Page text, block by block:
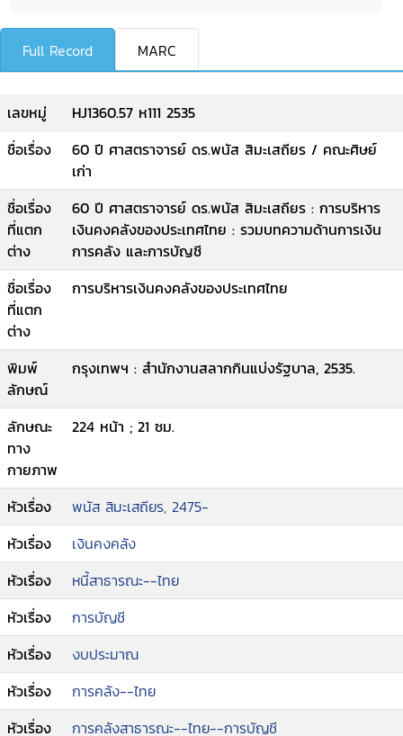
Full Record MARC
เลขหมู่
HJ1360.57 ห111 2535
ชื่อเรื่อง
60 ปี ศาสตราจารย์ ดร.พนัส สิมะเสถียร / คณะศิษย์
เก่า
ชื่อเรื่อง
ที่แตก
ต่าง
60 ปี ศาสตราจารย์ ดร.พนัส สิมะเสถียร : การบริหาร
เงินคงคลังของประเทศไทย : รวมบทความด้านการเงิน
การคลัง และการบัญชี
ชื่อเรื่อง
ที่แตก
ต่าง
การบริหารเงินคงคลังของประเทศไทย
พิมพ์
ลักษณ์
กรุงเทพฯ : สำนักงานสลากกินแบ่งรัฐบาล, 2535.
ลักษณะ
ทาง
กายภาพ
224 หน้า ; 21 ซม.
หัวเรื่อง
พนัส สิมะเสถียร, 2475-
หัวเรื่อง
เงินคงคลัง
หัวเรื่อง
หนี้สาธารณะ--ไทย
หัวเรื่อง
การบัญชี
หัวเรื่อง
งบประมาณ
หัวเรื่อง
การคลัง--ไทย
หัวเรื่อง
การคลังสาธารณะ--ไทย--การบัญชี